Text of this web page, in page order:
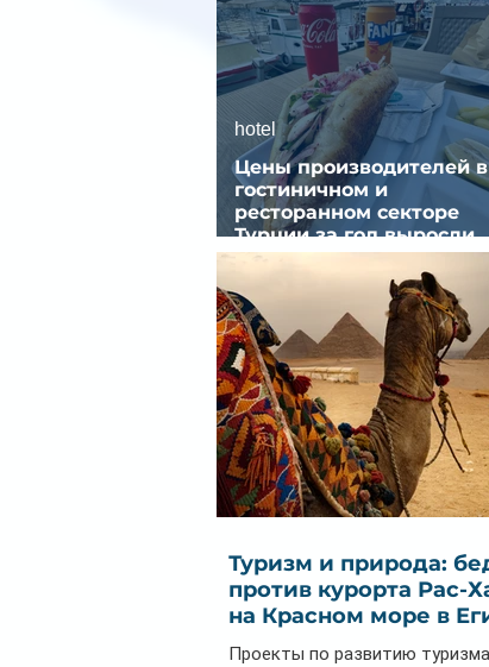
Цены производителей в
гостиничном и
ресторанном секторе
Турции за год выросли
почти на 32%
hotel
Туризм и природа:
против курорта Рас-
на Красном море в
Проекты по развитию